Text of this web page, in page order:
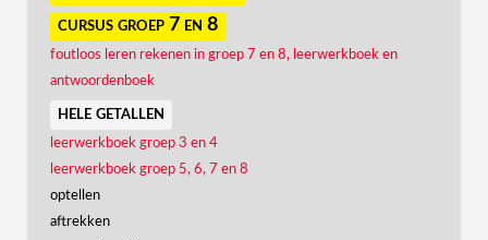
cursus groep 7 en 8
foutloos leren rekenen in groep 7 en 8, leerwerkboek en
antwoordenboek
hele getallen
leerwerkboek groep 3 en 4
leerwerkboek groep 5, 6, 7 en 8
optellen
aftrekken